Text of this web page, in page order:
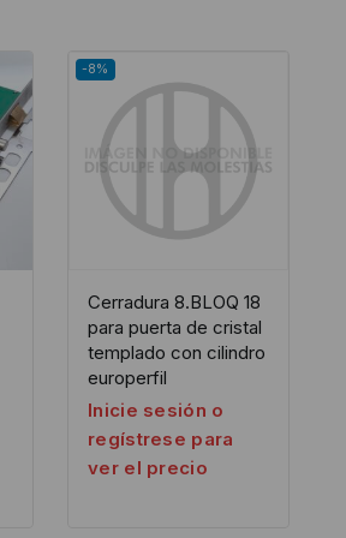
-8%
Cerradura 8.BLOQ 18
para puerta de cristal
templado con cilindro
europerfil
Inicie sesión o
regístrese para
ver el precio